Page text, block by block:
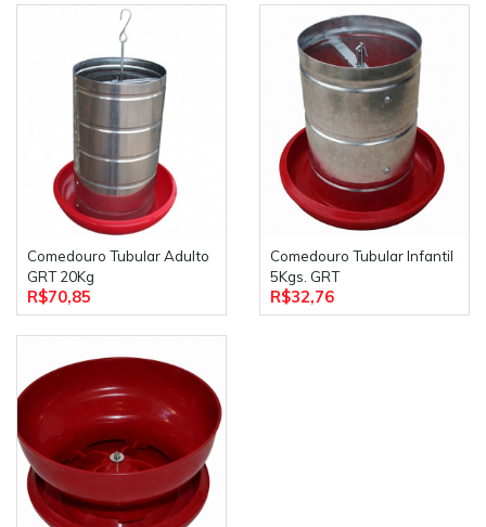
Comedouro Tubular Adulto
GRT 20Kg
R$70,85
Comedouro Tubular Infantil
5Kgs. GRT
R$32,76